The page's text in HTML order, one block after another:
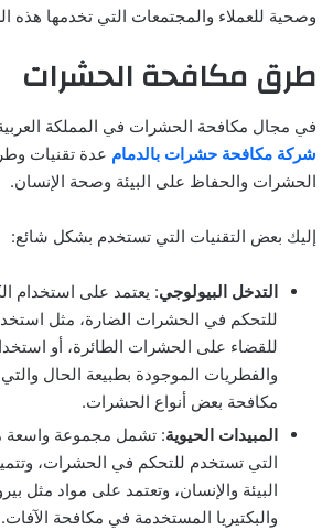
وصحية للعملاء والمجتمعات التي تخدمها هذه
طرق مكافحة الحشرات
في مجال مكافحة الحشرات في المملكة العربية
شركة مكافحة حشرات بالدمام عدة تقنيات
الحشرات والحفاظ على البيئة وصحة الإنسان.
إليك بعض التقنيات التي تستخدم بشكل شائع:
التدخل البيولوجي: يعتمد على استخدام
للتحكم في الحشرات الضارة، مثل
للقضاء على الحشرات الطائرة، أو
والفطريات الموجودة بطبيعة الحال
مكافحة بعض أنواع الحشرات.
المبيدات الحيوية: تشمل مجموعة واسعة
التي تستخدم للتحكم في الحشرات،
البيئة والإنسان، وتعتمد على مواد مثل
والبكتيريا المستخدمة في مكافحة الآفات.